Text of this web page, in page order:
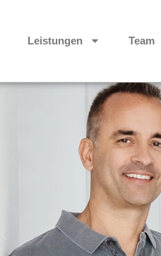
Leistungen Team